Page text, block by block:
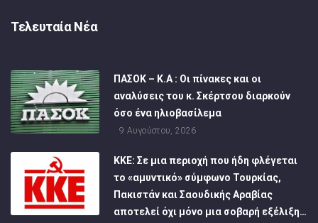
Τελευταία Νέα
ΠΑΣΟΚ – Κ.Α : Οι πίνακες και οι
αναλύσεις του κ. Σκέρτσου διαρκούν
όσο ένα ηλιοβασίλεμα
9 Αυγούστου, 2026
ΚΚΕ: Σε μια περιοχή που ήδη φλέγεται
το «αμυντικό» σύμφωνο Τουρκίας,
Πακιστάν και Σαουδικής Αραβίας
αποτελεί όχι μόνο μια σοβαρή εξέλιξη…